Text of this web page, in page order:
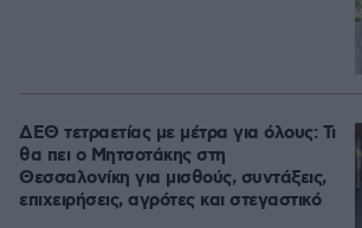
ΔΕΘ τετραετίας με μέτρα για όλους: Τι
θα πει ο Μητσοτάκης στη
Θεσσαλονίκη για μισθούς, συντάξεις,
επιχειρήσεις, αγρότες και στεγαστικό